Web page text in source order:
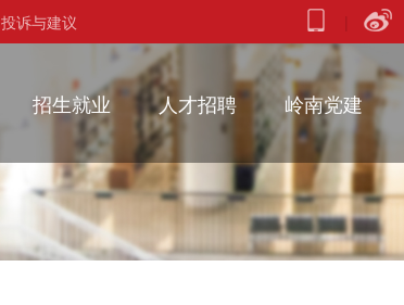
|
投诉与建议
招生就业 人才招聘 岭南党建